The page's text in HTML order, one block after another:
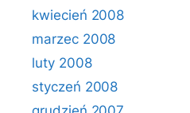
kwiecień 2008
marzec 2008
luty 2008
styczeń 2008